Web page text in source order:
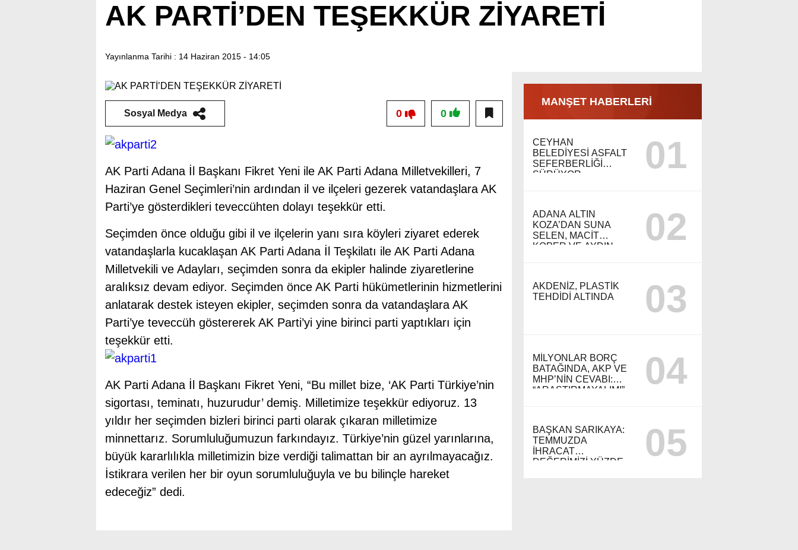
AK PARTİ’DEN TEŞEKKÜR ZİYARETİ
Yayınlanma Tarihi : 14 Haziran 2015 - 14:05
MANŞET HABERLERİ
CEYHAN
BELEDİYESİ ASFALT
SEFERBERLİĞİ
SÜRÜYOR
01
ADANA ALTIN
KOZA’DAN SUNA
SELEN, MACİT
KOPER VE AYDIN
02
AKDENİZ, PLASTİK
TEHDİDİ ALTINDA
03
MİLYONLAR BORÇ
BATAĞINDA, AKP VE
MHP’NİN CEVABI:
“ARAŞTIRMAYALIM!”
04
BAŞKAN SARIKAYA:
TEMMUZDA
İHRACAT
DEĞERİMİZİ YÜZDE
05
Sosyal Medya 0
0
AK Parti Adana İl Başkanı Fikret Yeni ile AK Parti Adana Milletvekilleri, 7
Haziran Genel Seçimleri’nin ardından il ve ilçeleri gezerek vatandaşlara AK
Parti’ye gösterdikleri teveccühten dolayı teşekkür etti.
Seçimden önce olduğu gibi il ve ilçelerin yanı sıra köyleri ziyaret ederek
vatandaşlarla kucaklaşan AK Parti Adana İl Teşkilatı ile AK Parti Adana
Milletvekili ve Adayları, seçimden sonra da ekipler halinde ziyaretlerine
aralıksız devam ediyor. Seçimden önce AK Parti hükümetlerinin hizmetlerini
anlatarak destek isteyen ekipler, seçimden sonra da vatandaşlara AK
Parti’ye teveccüh göstererek AK Parti’yi yine birinci parti yaptıkları için
teşekkür etti.
AK Parti Adana İl Başkanı Fikret Yeni, “Bu millet bize, ‘AK Parti Türkiye’nin
sigortası, teminatı, huzurudur’ demiş. Milletimize teşekkür ediyoruz. 13
yıldır her seçimden bizleri birinci parti olarak çıkaran milletimize
minnettarız. Sorumluluğumuzun farkındayız. Türkiye’nin güzel yarınlarına,
büyük kararlılıkla milletimizin bize verdiği talimattan bir an ayrılmayacağız.
İstikrara verilen her bir oyun sorumluluğuyla ve bu bilinçle hareket
edeceğiz” dedi.